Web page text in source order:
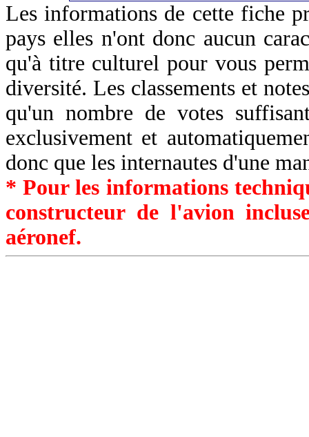
Les informations de cette fiche
pays elles n'ont donc aucun
qu'à titre culturel pour vous
diversité. Les classements et
qu'un nombre de votes
exclusivement et
donc que les internautes d'une
* Pour les informations
constructeur de l'avion
aéronef.